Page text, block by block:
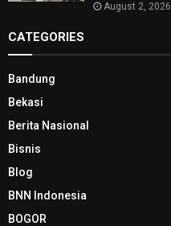
August 2, 2026
CATEGORIES
Bandung
Bekasi
Berita Nasional
Bisnis
Blog
BNN Indonesia
BOGOR